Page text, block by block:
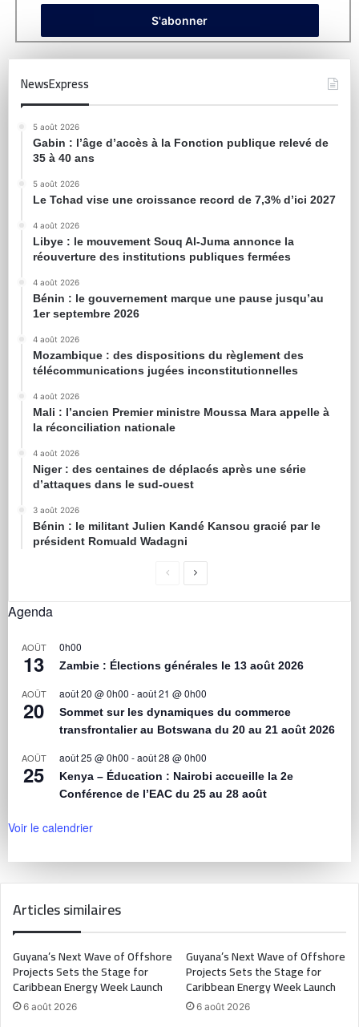
NewsExpress
5 août 2026
Gabin : l’âge d’accès à la Fonction publique relevé de
35 à 40 ans
5 août 2026
Le Tchad vise une croissance record de 7,3% d’ici 2027
4 août 2026
Libye : le mouvement Souq Al-Juma annonce la
réouverture des institutions publiques fermées
4 août 2026
Bénin : le gouvernement marque une pause jusqu’au
1er septembre 2026
4 août 2026
Mozambique : des dispositions du règlement des
télécommunications jugées inconstitutionnelles
4 août 2026
Mali : l’ancien Premier ministre Moussa Mara appelle à
la réconciliation nationale
4 août 2026
Niger : des centaines de déplacés après une série
d’attaques dans le sud-ouest
3 août 2026
Bénin : le militant Julien Kandé Kansou gracié par le
président Romuald Wadagni
Agenda
AOÛT
13
0h00
Zambie : Élections générales le 13 août 2026
AOÛT
20
août 20 @ 0h00 -août 21 @ 0h00
Sommet sur les dynamiques du commerce
transfrontalier au Botswana du 20 au 21 août 2026
AOÛT
25
août 25 @ 0h00 -août 28 @ 0h00
Kenya – Éducation : Nairobi accueille la 2e
Conférence de l’EAC du 25 au 28 août
Voir le calendrier
Articles similaires
Guyana’s Next Wave of Offshore
Projects Sets the Stage for
Caribbean Energy Week Launch
6 août 2026
Guyana’s Next Wave of Offshore
Projects Sets the Stage for
Caribbean Energy Week Launch
6 août 2026